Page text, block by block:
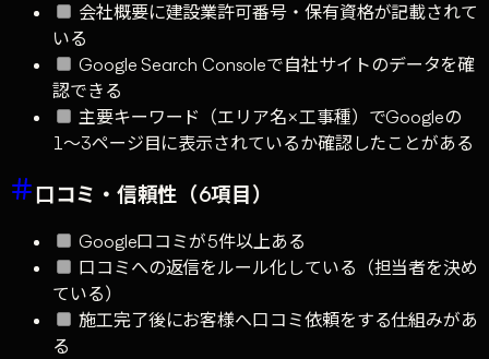
会社概要に建設業許可番号・保有資格が記載されて
いる
Google Search Consoleで自社サイトのデータを確
認できる
主要キーワード（エリア名×工事種）でGoogleの
1〜3ページ目に表示されているか確認したことがある
口コミ・信頼性（6項目）
Google口コミが5件以上ある
口コミへの返信をルール化している（担当者を決め
ている）
施工完了後にお客様へ口コミ依頼をする仕組みがあ
る